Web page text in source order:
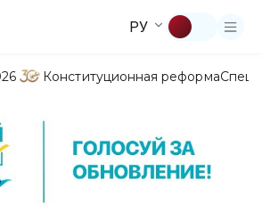
РУ
Конституционная реформа